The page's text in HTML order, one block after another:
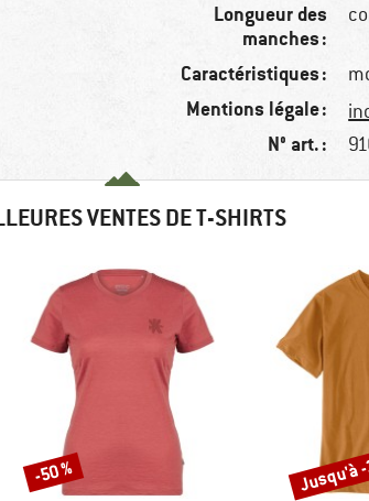
Longueur des
manches :
Caractéristiques :
Mentions légale :
N° art. :
VENTES DE T-SHIRTS
Remise
-50 % Remise
Jusqu'à